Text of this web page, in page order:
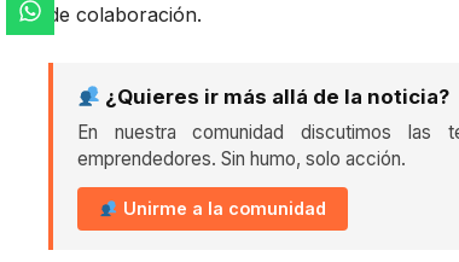
de colaboración.
¿Quieres ir más allá de la noticia?
En nuestra comunidad discutimos las
emprendedores. Sin humo, solo acción.
Unirme a la comunidad